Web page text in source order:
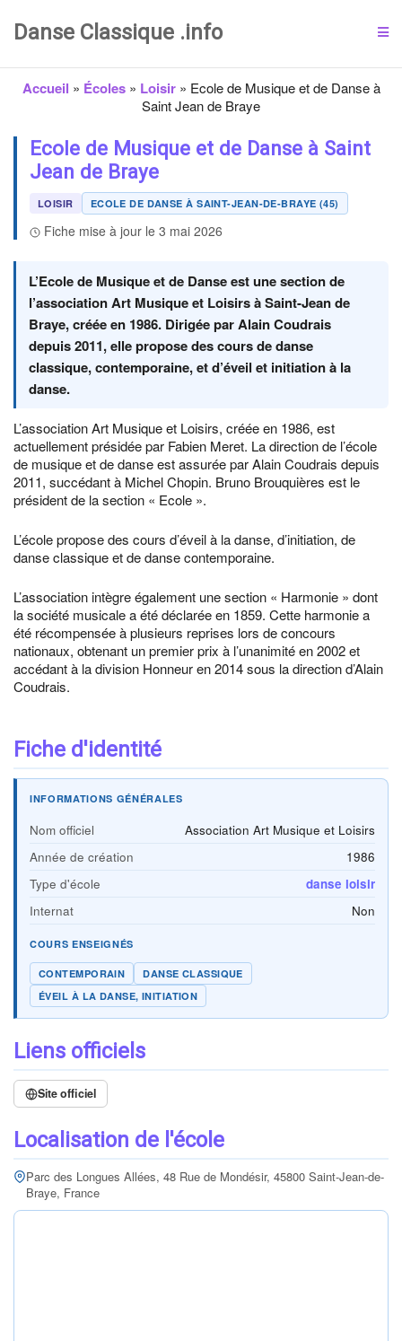
Danse Classique .info
Accueil » Écoles» Loisir» Ecole de Musique et de Danse à
Saint Jean de Braye
Ecole de Musique et de Danse à Saint
Jean de Braye
LOISIR ECOLE DE DANSE À SAINT-JEAN-DE-BRAYE (45)
Fiche mise à jour le 3 mai 2026
L’Ecole de Musique et de Danse est une section de
l’association Art Musique et Loisirs à Saint-Jean de
Braye, créée en 1986. Dirigée par Alain Coudrais
depuis 2011, elle propose des cours de danse
classique, contemporaine, et d’éveil et initiation à la
danse.
L’association Art Musique et Loisirs, créée en 1986, est
actuellement présidée par Fabien Meret. La direction de l’école
de musique et de danse est assurée par Alain Coudrais depuis
2011, succédant à Michel Chopin. Bruno Brouquières est le
président de la section « Ecole ».
L’école propose des cours d’éveil à la danse, d’initiation, de
danse classique et de danse contemporaine.
L’association intègre également une section « Harmonie » dont
la société musicale a été déclarée en 1859. Cette harmonie a
été récompensée à plusieurs reprises lors de concours
nationaux, obtenant un premier prix à l’unanimité en 2002 et
accédant à la division Honneur en 2014 sous la direction d’Alain
Coudrais.
Fiche d'identité
INFORMATIONS GÉNÉRALES
Nom officiel
Association Art Musique et Loisirs
Année de création
1986
Type d'école
danse loisir
Internat
Non
COURS ENSEIGNÉS
CONTEMPORAIN
DANSE CLASSIQUE
ÉVEIL À LA DANSE, INITIATION
Liens officiels
Site officiel
Localisation de l'école
Parc des Longues Allées, 48 Rue de Mondésir, 45800 Saint-Jean-de-
Braye, France